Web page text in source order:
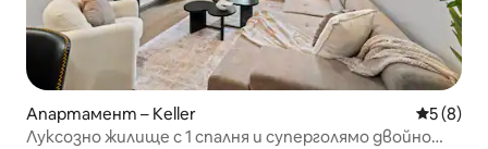
Апартамент – Keller Средна
5 (8)
Луксозно жилище с 1 спалня и суперголямо двойно